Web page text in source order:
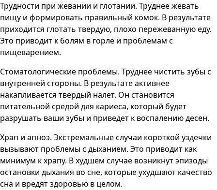
Трудности при жевании и глотании. Труднее жевать
пищу и формировать правильный комок. В результате
приходится глотать твердую, плохо пережеванную еду.
Это приводит к болям в горле и проблемам с
пищеварением.
Стоматологические проблемы. Труднее чистить зубы с
внутренней стороны. В результате активнее
накапливается твердый налет. Он становится
питательной средой для кариеса, который будет
разрушать ваши зубы и приведет к воспалению десен.
Храп и апноэ. Экстремальные случаи короткой уздечки
вызывают проблемы с дыханием. Это приводит как
минимум к храпу. В худшем случае возникнут эпизоды
остановки дыхания во сне, которые ухудшают качество
сна и вредят здоровью в целом.